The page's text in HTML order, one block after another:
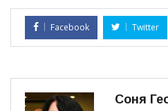
Facebook Twitter
Соня